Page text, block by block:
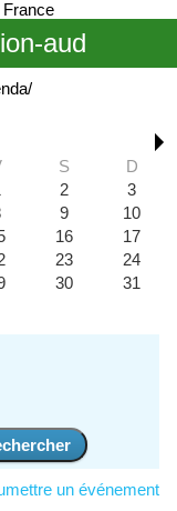
France
aud
S
D
2
3
9
10
16
17
23
24
30 31
un événement